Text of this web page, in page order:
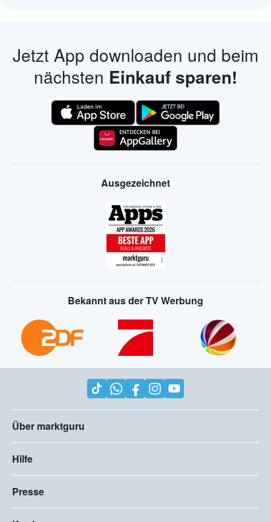
Jetzt App downloaden und beim
nächsten Einkauf sparen!
Ausgezeichnet
Bekannt aus der TV Werbung
Über marktguru
Hilfe
Presse